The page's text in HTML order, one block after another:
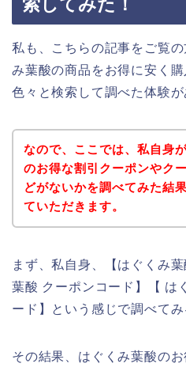
私も、こちらの記事をご覧
み葉酸の商品をお得に安く
色々と検索して調べた体験が
なので、ここでは、私自身
のお得な割引クーポンやク
どがないかを調べてみた結
ていただきます。
まず、私自身、【はぐくみ
葉酸 クーポンコード】【 は
ード】という感じで調べてみ
その結果、はぐくみ葉酸の